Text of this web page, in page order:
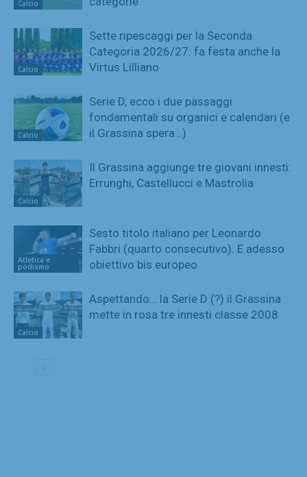
Calcio
Calcio
Sette ripescaggi per la Seconda
Categoria 2026/27: fa festa anche la
Virtus Lilliano
Calcio
Serie D, ecco i due passaggi
fondamentali su organici e calendari (e
il Grassina spera…)
Calcio
Il Grassina aggiunge tre giovani innesti:
Errunghi, Castellucci e Mastrolia
Atletica e
podismo
Sesto titolo italiano per Leonardo
Fabbri (quarto consecutivo). E adesso
obiettivo bis europeo
Calcio
Aspettando… la Serie D (?) il Grassina
mette in rosa tre innesti classe 2008